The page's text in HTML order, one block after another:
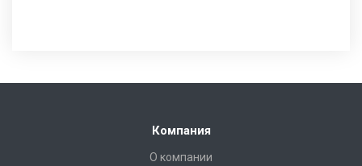
Компания
О компании